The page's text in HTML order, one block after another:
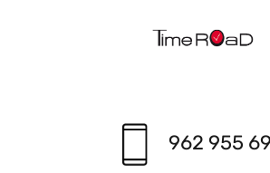
962 955